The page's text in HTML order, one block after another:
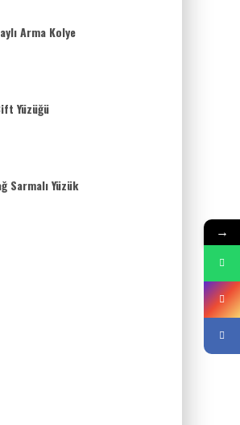
Arma Kolye
Yüzüğü
Sarmalı Yüzük
→